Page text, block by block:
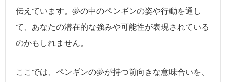
伝えています。夢の中のペンギンの姿や行動を通し
て、あなたの潜在的な強みや可能性が表現されている
のかもしれません。
ここでは、ペンギンの夢が持つ前向きな意味合いを、